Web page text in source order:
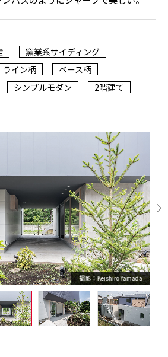
窯業系サイディング
ライン柄
ベース柄
シンプルモダン
2階建て
撮影：Keishiro Yamada